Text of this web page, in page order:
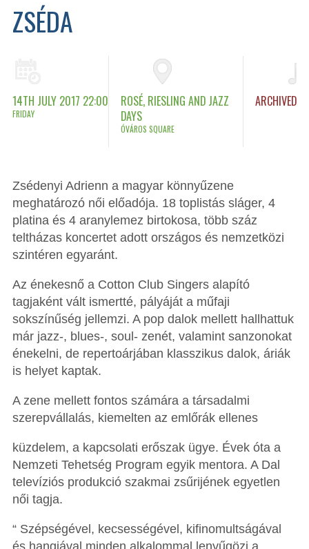
ZSÉDA
14TH JULY 2017 22:00
FRIDAY
ROSÉ, RIESLING AND JAZZ
DAYS
ÓVÁROS SQUARE
ARCHIVED
Zsédenyi Adrienn a magyar könnyűzene
meghatározó női előadója. 18 toplistás sláger, 4
platina és 4 aranylemez birtokosa, több száz
teltházas koncertet adott országos és nemzetközi
szintéren egyaránt.
Az énekesnő a Cotton Club Singers alapító
tagjaként vált ismertté, pályáját a műfaji
sokszínűség jellemzi. A pop dalok mellett hallhattuk
már jazz-, blues-, soul- zenét, valamint sanzonokat
énekelni, de repertoárjában klasszikus dalok, áriák
is helyet kaptak.
A zene mellett fontos számára a társadalmi
szerepvállalás, kiemelten az emlőrák ellenes
küzdelem, a kapcsolati erőszak ügye. Évek óta a
Nemzeti Tehetség Program egyik mentora. A Dal
televíziós produkció szakmai zsűrijének egyetlen
női tagja.
“ Szépségével, kecsességével, kifinomultságával